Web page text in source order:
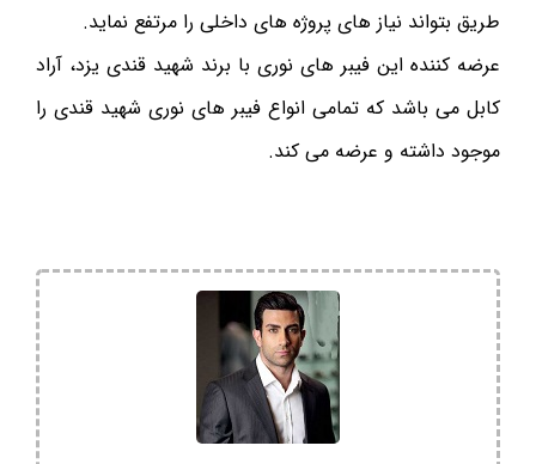
طریق بتواند نیاز های پروژه های داخلی را مرتفع نماید.
عرضه کننده این فیبر های نوری با برند شهید قندی یزد، آراد
کابل می باشد که تمامی انواع فیبر های نوری شهید قندی را
موجود داشته و عرضه می کند.